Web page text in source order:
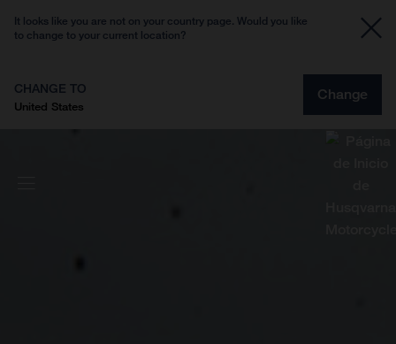
It looks like you are not on your country page. Would you like
to change to your current location?
CHANGE TO
United States
Change